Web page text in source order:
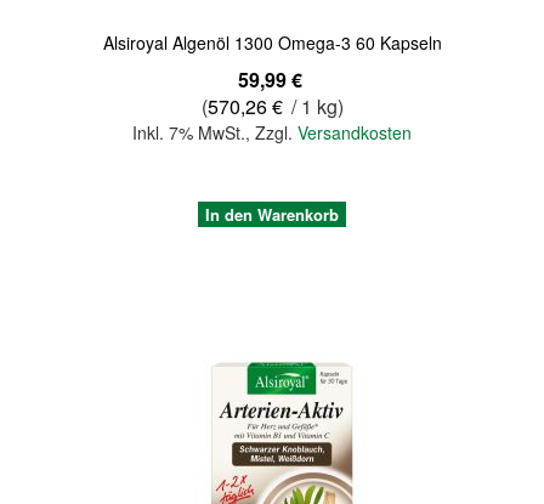
Alsiroyal Algenöl 1300 Omega-3 60 Kapseln
59,99 €
(570,26 € / 1 kg)
Inkl. 7% MwSt., Zzgl. Versandkosten
In den Warenkorb